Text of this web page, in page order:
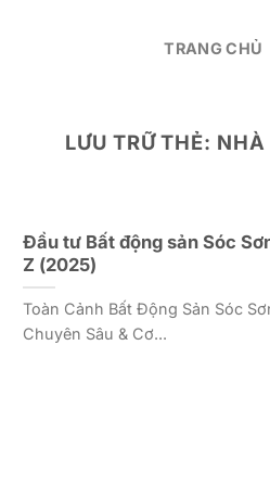
TRANG CHỦ
LƯU TRỮ THẺ: NHÀ
Đầu tư Bất động sản Sóc
Z (2025)
Toàn Cảnh Bất Động Sản Sóc
Chuyên Sâu & Cơ...